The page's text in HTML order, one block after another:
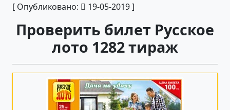
[ Опубликовано: 19-05-2019 ]
Проверить билет Русское
лото 1282 тираж